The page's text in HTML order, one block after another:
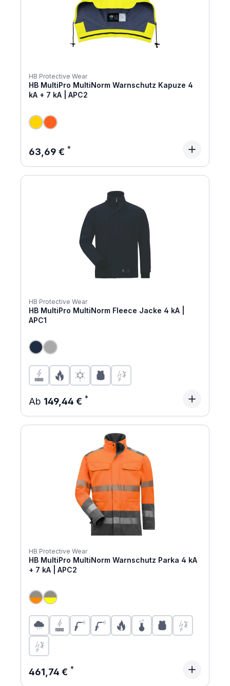
HB Protective Wear
HB MultiPro MultiNorm Warnschutz Kapuze 4
kA + 7 kA | APC2
Regulärer Preis:
63,69 €
HB Protective Wear
HB MultiPro MultiNorm Fleece Jacke 4 kA |
APC1
Regulärer Preis:
Ab 149,44 €
HB Protective Wear
HB MultiPro MultiNorm Warnschutz Parka 4 kA
+ 7 kA | APC2
Regulärer Preis:
461,74 €